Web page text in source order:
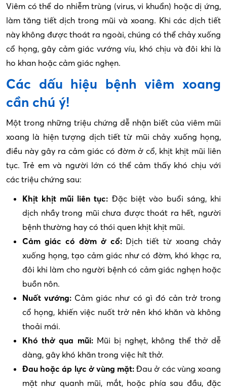
Viêm có thể do nhiễm trùng (virus, vi khuẩn) hoặc dị ứng,
làm tăng tiết dịch trong mũi và xoang. Khi các dịch tiết
này không được thoát ra ngoài, chúng có thể chảy xuống
cổ họng, gây cảm giác vướng víu, khó chịu và đôi khi là
ho khan hoặc cảm giác nghẹn.
Các dấu hiệu bệnh viêm xoang
cần chú ý!
Một trong những triệu chứng dễ nhận biết của viêm mũi
xoang là hiện tượng dịch tiết từ mũi chảy xuống họng,
điều này gây ra cảm giác có đờm ở cổ, khịt khịt mũi liên
tục. Trẻ em và người lớn có thể cảm thấy khó chịu với
các triệu chứng sau:
Khịt khịt mũi liên tục: Đặc biệt vào buổi sáng, khi
dịch nhầy trong mũi chưa được thoát ra hết, người
bệnh thường hay có thói quen khịt khịt mũi.
Cảm giác có đờm ở cổ:Dịch tiết từ xoang chảy
xuống họng, tạo cảm giác như có đờm, khó khạc ra,
đôi khi làm cho người bệnh có cảm giác nghẹn hoặc
buồn nôn.
Nuốt vướng: Cảm giác như có gì đó cản trở trong
cổ họng, khiến việc nuốt trở nên khó khăn và không
thoải mái.
Khó thở qua mũi:Mũi bị nghẹt, không thể thở dễ
dàng, gây khó khăn trong việc hít thở.
Đau hoặc áp lực ở vùng mặt: Đau ở các vùng xoang
mặt như quanh mũi, mắt, hoặc phía sau đầu, đặc